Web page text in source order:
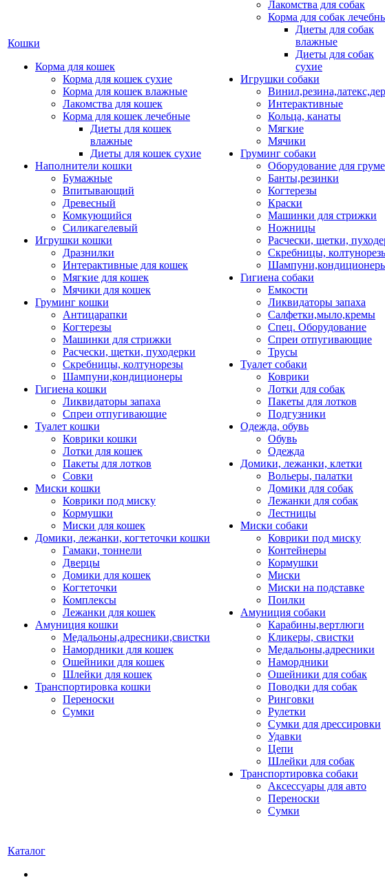
Кошки
Корма для кошек
Корма для кошек сухие
Корма для кошек влажные
Лакомства для кошек
Корма для кошек лечебные
Диеты для кошек
влажные
Диеты для кошек сухие
Наполнители кошки
Бумажные
Впитывающий
Древесный
Комкующийся
Силикагелевый
Игрушки кошки
Дразнилки
Интерактивные для кошек
Мягкие для кошек
Мячики для кошек
Груминг кошки
Антицарапки
Когтерезы
Машинки для стрижки
Расчески, щетки, пуходерки
Скребницы, колтунорезы
Шампуни,кондиционеры
Гигиена кошки
Ликвидаторы запаха
Спреи отпугивающие
Туалет кошки
Коврики кошки
Лотки для кошек
Пакеты для лотков
Совки
Миски кошки
Коврики под миску
Кормушки
Миски для кошек
Домики, лежанки, когтеточки кошки
Гамаки, тоннели
Дверцы
Домики для кошек
Когтеточки
Комплексы
Лежанки для кошек
Амуниция кошки
Медальоны,адресники,свистки
Намордники для кошек
Ошейники для кошек
Шлейки для кошек
Транспортировка кошки
Переноски
Сумки
Лакомства для собак
Корма для собак
Диеты для собак
влажные
Диеты для собак
сухие
Игрушки собаки
Интерактивные
Кольца, канаты
Мягкие
Мячики
Груминг собаки
Оборудование для
Банты,резинки
Когтерезы
Краски
Машинки для стрижки
Ножницы
Расчески, щетки,
Скребницы,
Гигиена собаки
Емкости
Ликвидаторы запаха
Салфетки,мыло,кремы
Спец. Оборудование
Спреи отпугивающие
Трусы
Туалет собаки
Коврики
Лотки для собак
Пакеты для лотков
Подгузники
Одежда, обувь
Обувь
Одежда
Домики, лежанки, клетки
Вольеры, палатки
Домики для собак
Лежанки для собак
Лестницы
Миски собаки
Коврики под миску
Контейнеры
Кормушки
Миски
Миски на подставке
Поилки
Амуниция собаки
Карабины,вертлюги
Кликеры, свистки
Медальоны,адресники
Намордники
Ошейники для собак
Поводки для собак
Ринговки
Рулетки
Сумки для дрессировки
Удавки
Цепи
Шлейки для собак
Транспортировка собаки
Аксессуары для авто
Переноски
Сумки
Каталог